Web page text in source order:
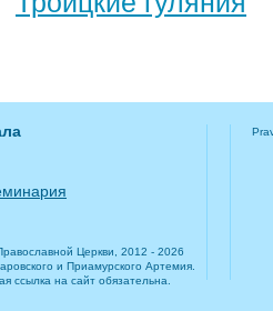
Церкви, 2012 - 2026
и Приамурского Артемия.
ссылка на сайт обязательна.